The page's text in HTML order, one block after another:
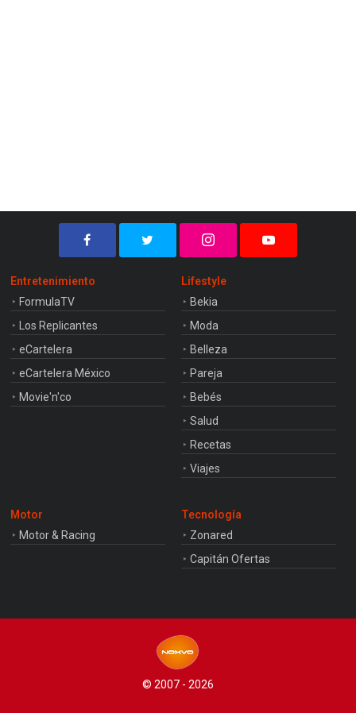
Entretenimiento
FormulaTV
Los Replicantes
eCartelera
eCartelera México
Movie'n'co
Lifestyle
Bekia
Moda
Belleza
Pareja
Bebés
Salud
Recetas
Viajes
Motor
Motor & Racing
Tecnología
Zonared
Capitán Ofertas
© 2007 - 2026